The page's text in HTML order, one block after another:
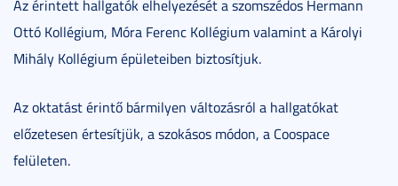
Az érintett hallgatók elhelyezését a szomszédos Hermann
Ottó Kollégium, Móra Ferenc Kollégium valamint a Károlyi
Mihály Kollégium épületeiben biztosítjuk.
Az oktatást érintő bármilyen változásról a hallgatókat
előzetesen értesítjük, a szokásos módon, a Coospace
felületen.